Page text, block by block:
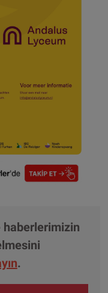
haberlerimizin
.